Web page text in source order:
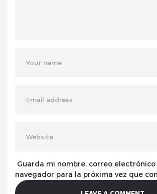
Guarda mi nombre, correo
navegador para la próxima vez que